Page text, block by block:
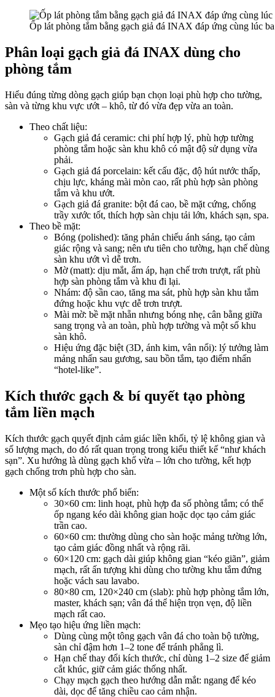
Ốp lát phòng tắm bằng gạch giả đá INAX đáp ứng cùng lúc
Phân loại gạch giả đá INAX dùng cho
phòng tắm
Hiểu đúng từng dòng gạch giúp bạn chọn loại phù hợp cho tường,
sàn và từng khu vực ướt – khô, từ đó vừa đẹp vừa an toàn.​
Theo chất liệu:
Gạch giả đá ceramic: chi phí hợp lý, phù hợp tường
phòng tắm hoặc sàn khu khô có mật độ sử dụng vừa
phải.​
Gạch giả đá porcelain: kết cấu đặc, độ hút nước thấp,
chịu lực, kháng mài mòn cao, rất phù hợp sàn phòng
tắm và khu ướt.​
Gạch giả đá granite: bột đá cao, bề mặt cứng, chống
trầy xước tốt, thích hợp sàn chịu tải lớn, khách sạn, spa.​
Theo bề mặt:
Bóng (polished): tăng phản chiếu ánh sáng, tạo cảm
giác rộng và sang; nên ưu tiên cho tường, hạn chế dùng
sàn khu ướt vì dễ trơn.​
Mờ (matt): dịu mắt, ấm áp, hạn chế trơn trượt, rất phù
hợp sàn phòng tắm và khu đi lại.​
Nhám: độ sần cao, tăng ma sát, phù hợp sàn khu tắm
đứng hoặc khu vực dễ trơn trượt.​
Mài mờ: bề mặt nhẵn nhưng bóng nhẹ, cân bằng giữa
sang trọng và an toàn, phù hợp tường và một số khu
sàn khô.​
Hiệu ứng đặc biệt (3D, ánh kim, vân nổi): lý tưởng làm
mảng nhấn sau gương, sau bồn tắm, tạo điểm nhấn
“hotel-like”.​
Kích thước gạch & bí quyết tạo phòng
tắm liền mạch
Kích thước gạch quyết định cảm giác liền khối, tỷ lệ không gian và
số lượng mạch, do đó rất quan trọng trong kiểu thiết kế “như khách
sạn”. Xu hướng là dùng gạch khổ vừa – lớn cho tường, kết hợp
gạch chống trơn phù hợp cho sàn.​
Một số kích thước phổ biến:
30×60 cm: linh hoạt, phù hợp đa số phòng tắm; có thể
ốp ngang kéo dài không gian hoặc dọc tạo cảm giác
trần cao.​
60×60 cm: thường dùng cho sàn hoặc mảng tường lớn,
tạo cảm giác đồng nhất và rộng rãi.​
60×120 cm: gạch dài giúp không gian “kéo giãn”, giảm
mạch, rất ấn tượng khi dùng cho tường khu tắm đứng
hoặc vách sau lavabo.​
80×80 cm, 120×240 cm (slab): phù hợp phòng tắm lớn,
master, khách sạn; vân đá thể hiện trọn vẹn, độ liền
mạch rất cao.​
Mẹo tạo hiệu ứng liền mạch:
Dùng cùng một tông gạch vân đá cho toàn bộ tường,
sàn chỉ đậm hơn 1–2 tone để tránh phẳng lì.​
Hạn chế thay đổi kích thước, chỉ dùng 1–2 size để giảm
cắt khúc, giữ cảm giác thống nhất.​
Chạy mạch gạch theo hướng dẫn mắt: ngang để kéo
dài, dọc để tăng chiều cao cảm nhận.​